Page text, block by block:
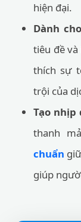
hiện đại.
Dành
tiêu đề
thích sự
trội của
Tạo nhịp
thanh
chuẩn
giúp